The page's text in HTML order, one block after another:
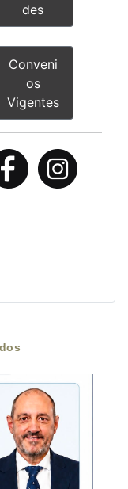
des
Conveni
os
Vigentes